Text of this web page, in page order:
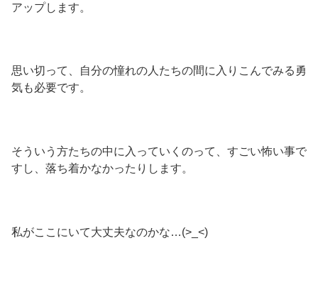
アップします。
思い切って、自分の憧れの人たちの間に入りこんでみる勇
気も必要です。
そういう方たちの中に入っていくのって、すごい怖い事で
すし、落ち着かなかったりします。
私がここにいて大丈夫なのかな…(>_<)